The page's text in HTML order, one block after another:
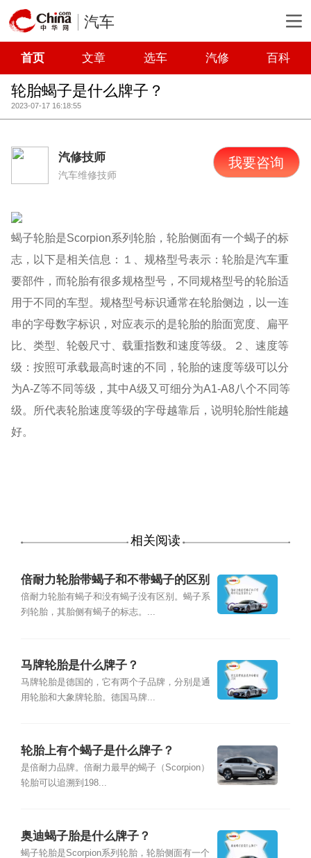
汽车
首页 文章 选车 汽修 百科
轮胎蝎子是什么牌子？
2023-07-17 16:18:55
汽修技师
汽车维修技师
我要咨询
蝎子轮胎是Scorpion系列轮胎，轮胎侧面有一个蝎子的标
志，以下是相关信息：１、规格型号表示：轮胎是汽车重
要部件，而轮胎有很多规格型号，不同规格型号的轮胎适
用于不同的车型。规格型号标识通常在轮胎侧边，以一连
串的字母数字标识，对应表示的是轮胎的胎面宽度、扁平
比、类型、轮毂尺寸、载重指数和速度等级。２、速度等
级：按照可承载最高时速的不同，轮胎的速度等级可以分
为A-Z等不同等级，其中A级又可细分为A1-A8八个不同等
级。所代表轮胎速度等级的字母越靠后，说明轮胎性能越
好。
相关阅读
倍耐力轮胎带蝎子和不带蝎子的区别
是什么？
倍耐力轮胎有蝎子和没有蝎子没有区别。蝎子系
列轮胎，其胎侧有蝎子的标志。...
马牌轮胎是什么牌子？
马牌轮胎是德国的，它有两个子品牌，分别是通
用轮胎和大象牌轮胎。德国马牌...
轮胎上有个蝎子是什么牌子？
是倍耐力品牌。倍耐力最早的蝎子（Scorpion）
轮胎可以追溯到198...
奥迪蝎子胎是什么牌子？
蝎子轮胎是Scorpion系列轮胎，轮胎侧面有一个